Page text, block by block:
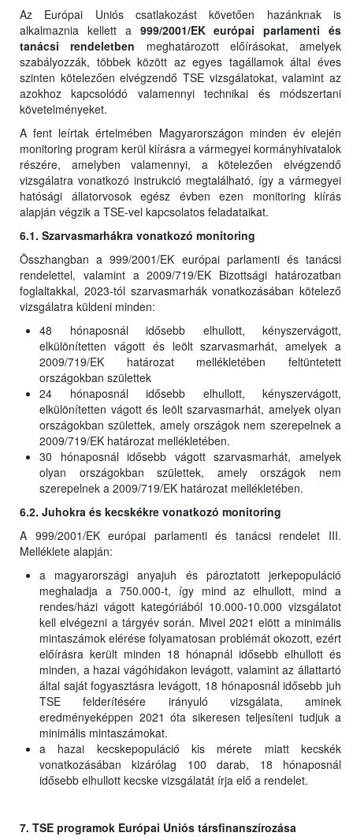
Az Európai Uniós csatlakozást követően hazánknak is
alkalmaznia kellett a 999/2001/EK európai parlamenti és
tanácsi rendeletben meghatározott előírásokat, amelyek
szabályozzák, többek között az egyes tagállamok által éves
szinten kötelezően elvégzendő TSE vizsgálatokat, valamint az
azokhoz kapcsolódó valamennyi technikai és módszertani
követelményeket.
A fent leírtak értelmében Magyarországon minden év elején
monitoring program kerül kiírásra a vármegyei kormányhivatalok
részére, amelyben valamennyi, a kötelezően elvégzendő
vizsgálatra vonatkozó instrukció megtalálható, így a vármegyei
hatósági állatorvosok egész évben ezen monitoring kiírás
alapján végzik a TSE-vel kapcsolatos feladataikat.
6.1. Szarvasmarhákra vonatkozó monitoring
Összhangban a 999/2001/EK európai parlamenti és tanácsi
rendelettel, valamint a 2009/719/EK Bizottsági határozatban
foglaltakkal, 2023-tól szarvasmarhák vonatkozásában kötelező
vizsgálatra küldeni minden:
48 hónaposnál idősebb elhullott, kényszervágott,
elkülönítetten vágott és leölt szarvasmarhát, amelyek a
2009/719/EK határozat mellékletében feltüntetett
országokban születtek
24 hónaposnál idősebb elhullott, kényszervágott,
elkülönítetten vágott és leölt szarvasmarhát, amelyek olyan
országokban születtek, amely országok nem szerepelnek a
2009/719/EK határozat mellékletében.
30 hónaposnál idősebb vágott szarvasmarhát, amelyek
olyan országokban születtek, amely országok nem
szerepelnek a 2009/719/EK határozat mellékletében.
6.2. Juhokra és kecskékre vonatkozó monitoring
A 999/2001/EK európai parlamenti és tanácsi rendelet III.
Melléklete alapján:
a magyarországi anyajuh és pároztatott jerkepopuláció
meghaladja a 750.000-t, így mind az elhullott, mind a
rendes/házi vágott kategóriából 10.000-10.000 vizsgálatot
kell elvégezni a tárgyév során. Mivel 2021 elött a minimális
mintaszámok elérése folyamatosan problémát okozott, ezért
előírásra került minden 18 hónapnál idősebb elhullott és
minden, a hazai vágóhidakon levágott, valamint az állattartó
által saját fogyasztásra levágott, 18 hónaposnál idősebb juh
TSE felderítésére irányuló vizsgálata, aminek
eredményeképpen 2021 óta sikeresen teljesíteni tudjuk a
minimális mintaszámokat.
a hazai kecskepopuláció kis mérete miatt kecskék
vonatkozásában kizárólag 100 darab, 18 hónaposnál
idősebb elhullott kecske vizsgálatát írja elő a rendelet.
7. TSE programok Európai Uniós társfinanszírozása